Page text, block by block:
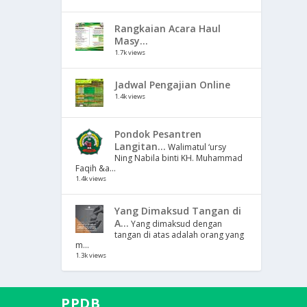
Rangkaian Acara Haul
Masy...
1.7k views
Jadwal Pengajian Online
1.4k views
Pondok Pesantren
Langitan... Walimatul ‘ursy
Ning Nabila binti KH. Muhammad
Faqih &a...
1.4k views
Yang Dimaksud Tangan di
A... Yang dimaksud dengan
tangan di atas adalah orang yang
m...
1.3k views
PPDB